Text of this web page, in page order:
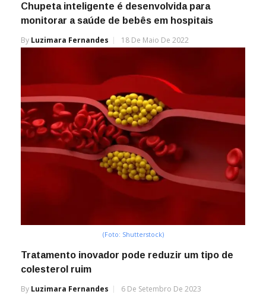
Chupeta inteligente é desenvolvida para
monitorar a saúde de bebês em hospitais
By Luzimara Fernandes 18 De Maio De 2022
(Foto: Shutterstock)
Tratamento inovador pode reduzir um tipo de
colesterol ruim
By Luzimara Fernandes 6 De Setembro De 2023